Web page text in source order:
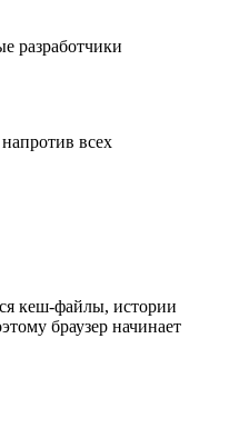
разработчики
всех
кеш-файлы, истории
браузер начинает